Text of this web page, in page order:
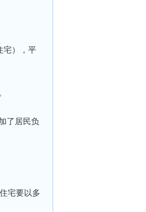
宅），平
了居⺠负
宅要以多